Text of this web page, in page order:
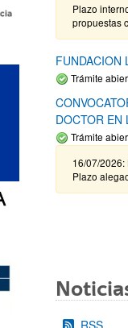
Plazo
propuestas
FUNDACION
Trámite
DOCTOR EN
Trámite
16/07/
Plazo
RSS